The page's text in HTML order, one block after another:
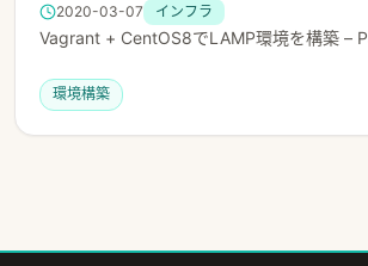
2020-03-07 インフラ
Vagrant + CentOS8でLAMP環境を構築 –
環境構築